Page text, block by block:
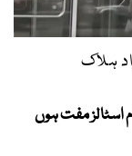
اسٹالز مفت ہوں